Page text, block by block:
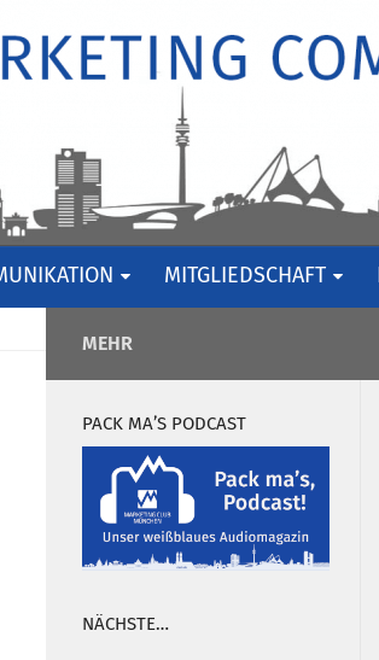
MITGLIEDSCHAFT
MEHR
PACK MA’S PODCAST
NÄCHSTE…